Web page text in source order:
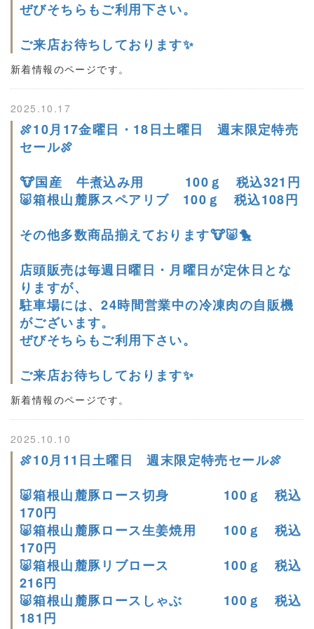
ぜびそちらもご利用下さい。
ご来店お待ちしております✨
新着情報のページです。
2025.10.17
🍖10月17金曜日・18日土曜日 週末限定特売
セール🍖
🐮国産 牛煮込み用 100ｇ 税込321円
🐷箱根山麓豚スペアリブ 100ｇ 税込108円
その他多数商品揃えております🐮🐷🐤
店頭販売は毎週日曜日・月曜日が定休日とな
りますが、
駐車場には、24時間営業中の冷凍肉の自販機
がございます。
ぜびそちらもご利用下さい。
ご来店お待ちしております✨
新着情報のページです。
2025.10.10
🍖10月11日土曜日 週末限定特売セール🍖
🐷箱根山麓豚ロース切身 100ｇ 税込
170円
🐷箱根山麓豚ロース生姜焼用 100ｇ 税込
170円
🐷箱根山麓豚リブロース 100ｇ 税込
216円
🐷箱根山麓豚ロースしゃぶ 100ｇ 税込
181円